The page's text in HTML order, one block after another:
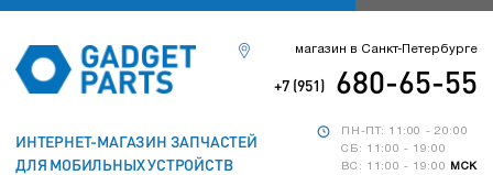
ИНТЕРНЕТ-МАГАЗИН ЗАПЧАСТЕЙ
ДЛЯ МОБИЛЬНЫХ УСТРОЙСТВ
ПН-ПТ: 11:00 - 20:00
СБ: 11:00 - 19:00
ВС: 11:00 - 19:00
МСК
магазин в Санкт-Петербурге
+7 (951) 680-65-55